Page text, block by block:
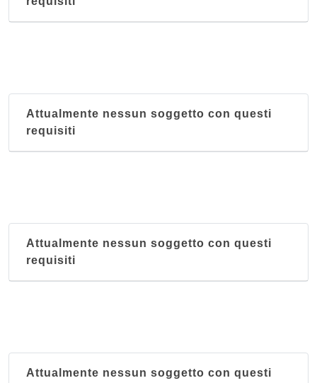
Attualmente nessun soggetto con questi
requisiti
Attualmente nessun soggetto con questi
requisiti
Attualmente nessun soggetto con questi